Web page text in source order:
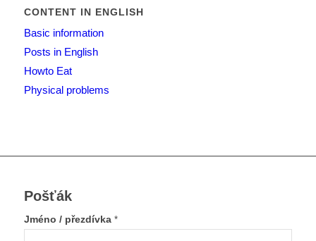
CONTENT IN ENGLISH
Basic information
Posts in English
Howto Eat
Physical problems
Pošťák
Jméno / přezdívka *